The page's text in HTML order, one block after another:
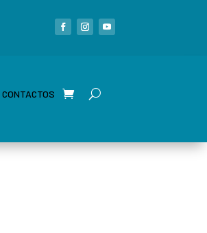
CONTACTOS